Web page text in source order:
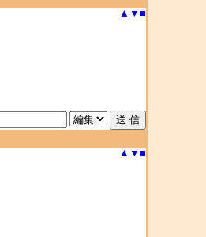
▲ ▼ ■
▲ ▼ ■